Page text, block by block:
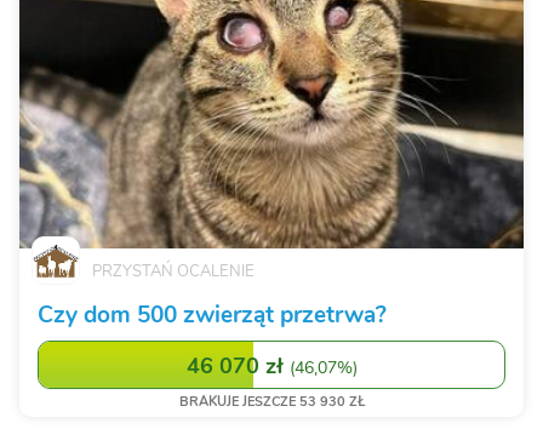
PRZYSTAŃ OCALENIE
Czy dom 500 zwierząt przetrwa?
46 070 zł (46,07%)
BRAKUJE JESZCZE 53 930 ZŁ